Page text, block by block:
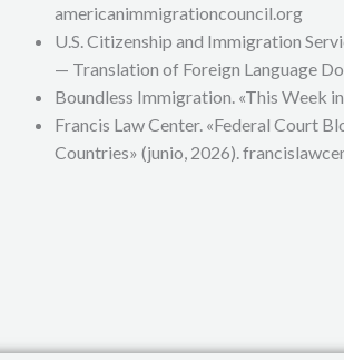
americanimmigrationcouncil.org
U.S. Citizenship and Immigration
— Translation of Foreign Language
Boundless Immigration. «This Week
Francis Law Center. «Federal Court
Countries» (junio, 2026).